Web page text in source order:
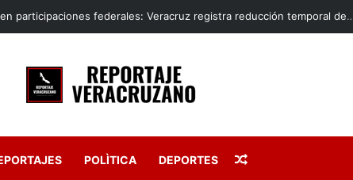
del Sureste continúa sin ser localizado tras perder el fuero
POLÌTICA DEPORTES Publicación al azar